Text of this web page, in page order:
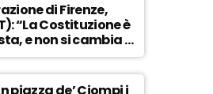
di Firenze,
“La Costituzione è
e non si cambia a
– ASCOLTA